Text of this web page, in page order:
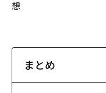
想
まとめ